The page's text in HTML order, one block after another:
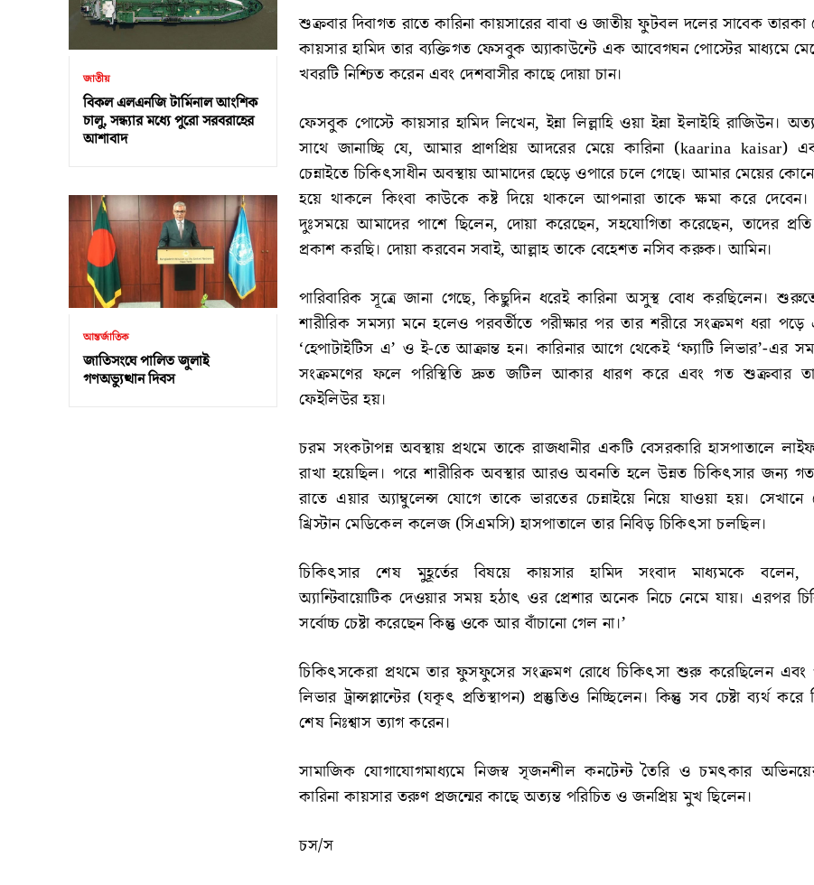
জাতীয়
বিকল এলএনজি টার্মিনাল আংশিক
চালু, সন্ধ্যার মধ্যে পুরো সরবরাহের
আশাবাদ
আন্তর্জাতিক
জাতিসংঘে পালিত জুলাই
গণঅভ্যুত্থান দিবস
শুক্রবার দিবাগত রাতে কারিনা কায়সারের বাবা ও জাতীয় ফুটবল দলের সাবেক
কায়সার হামিদ তার ব্যক্তিগত ফেসবুক অ্যাকাউন্টে এক আবেগঘন পোস্টের মাধ্যমে
খবরটি নিশ্চিত করেন এবং দেশবাসীর কাছে দোয়া চান।
ফেসবুক পোস্টে কায়সার হামিদ লিখেন, ইন্না লিল্লাহি ওয়া ইন্না ইলাইহি রাজিউন।
সাথে জানাচ্ছি যে, আমার প্রাণপ্রিয় আদরের মেয়ে কারিনা (kaarina kaisar)
চেন্নাইতে চিকিৎসাধীন অবস্থায় আমাদের ছেড়ে ওপারে চলে গেছে। আমার মেয়ের
হয়ে থাকলে কিংবা কাউকে কষ্ট দিয়ে থাকলে আপনারা তাকে ক্ষমা করে
দুঃসময়ে আমাদের পাশে ছিলেন, দোয়া করেছেন, সহযোগিতা করেছেন, তাদের
প্রকাশ করছি। দোয়া করবেন সবাই, আল্লাহ তাকে বেহেশত নসিব করুক। আমিন।
পারিবারিক সূত্রে জানা গেছে, কিছুদিন ধরেই কারিনা অসুস্থ বোধ করছিলেন।
শারীরিক সমস্যা মনে হলেও পরবর্তীতে পরীক্ষার পর তার শরীরে সংক্রমণ ধরা পড়ে
‘হেপাটাইটিস এ’ ও ই-তে আক্রান্ত হন। কারিনার আগে থেকেই ‘ফ্যাটি লিভার’-এর
সংক্রমণের ফলে পরিস্থিতি দ্রুত জটিল আকার ধারণ করে এবং গত শুক্রবার
ফেইলিউর হয়।
চরম সংকটাপন্ন অবস্থায় প্রথমে তাকে রাজধানীর একটি বেসরকারি হাসপাতালে
রাখা হয়েছিল। পরে শারীরিক অবস্থার আরও অবনতি হলে উন্নত চিকিৎসার জন্য
রাতে এয়ার অ্যাম্বুলেন্স যোগে তাকে ভারতের চেন্নাইয়ে নিয়ে যাওয়া হয়।
খ্রিস্টান মেডিকেল কলেজ (সিএমসি) হাসপাতালে তার নিবিড় চিকিৎসা চলছিল।
চিকিৎসার শেষ মুহূর্তের বিষয়ে কায়সার হামিদ সংবাদ মাধ্যমকে বলেন,
অ্যান্টিবায়োটিক দেওয়ার সময় হঠাৎ ওর প্রেশার অনেক নিচে নেমে যায়। এরপর
সর্বোচ্চ চেষ্টা করেছেন কিন্তু ওকে আর বাঁচানো গেল না।’
চিকিৎসকেরা প্রথমে তার ফুসফুসের সংক্রমণ রোধে চিকিৎসা শুরু করেছিলেন এবং
লিভার ট্রান্সপ্লান্টের (যকৃৎ প্রতিস্থাপন) প্রস্তুতিও নিচ্ছিলেন। কিন্তু সব চেষ্টা ব্যর্থ করে
শেষ নিঃশ্বাস ত্যাগ করেন।
সামাজিক যোগাযোগমাধ্যমে নিজস্ব সৃজনশীল কনটেন্ট তৈরি ও চমৎকার
কারিনা কায়সার তরুণ প্রজন্মের কাছে অত্যন্ত পরিচিত ও জনপ্রিয় মুখ ছিলেন।
চস/স